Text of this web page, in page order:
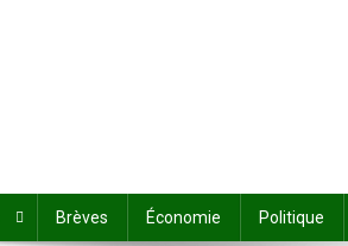
Brèves Économie Politique